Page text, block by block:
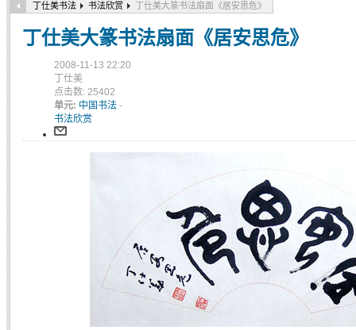
丁仕美书法 书法欣赏 丁仕美大篆书法扇面《居安思危》
丁仕美大篆书法扇面《居安思危》
2008-11-13 22:20
丁仕美
点击数: 25402
单元: 中国书法 -
书法欣赏